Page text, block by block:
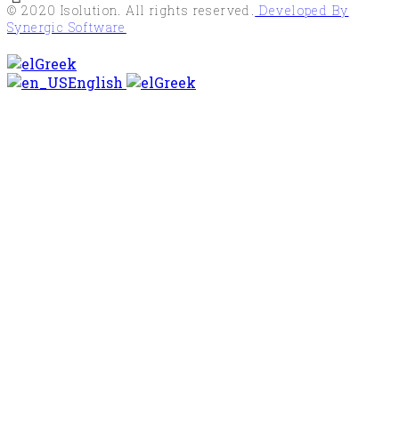
© 2020 Isolution. All rights reserved. Developed By
Synergic Software
Greek
English
Greek